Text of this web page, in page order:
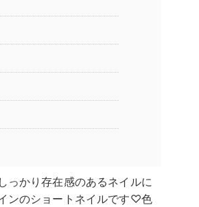
っかり存在感のあるネイルに
ンのショートネイルです♡色